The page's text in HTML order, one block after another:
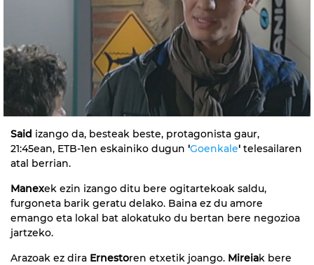
Said izango da, besteak beste, protagonista gaur,
21:45ean, ETB-1en eskainiko dugun 'Goenkale' telesailaren
atal berrian.
Manexek ezin izango ditu bere ogitartekoak saldu,
furgoneta barik geratu delako. Baina ez du amore
emango eta lokal bat alokatuko du bertan bere negozioa
jartzeko.
Arazoak ez dira Ernestoren etxetik joango. Mireiak bere